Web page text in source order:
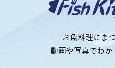
お魚料理にま
動画や写真でわ